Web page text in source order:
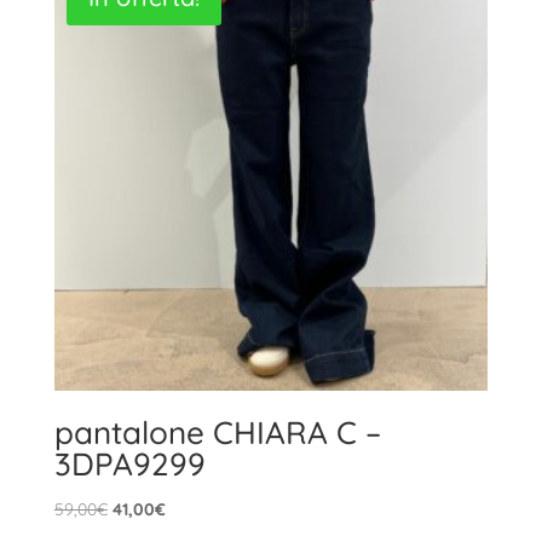
pantalone CHIARA C –
3DPA9299
59,00€ Il
41,00€Il